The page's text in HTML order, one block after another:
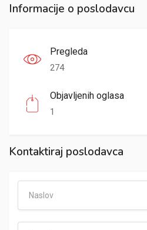
Informacije o poslodavcu
Pregleda
274
Objavljenih oglasa
1
Kontaktiraj poslodavca